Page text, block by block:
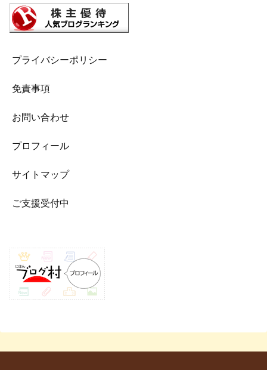
プライバシーポリシー
免責事項
お問い合わせ
プロフィール
サイトマップ
ご支援受付中